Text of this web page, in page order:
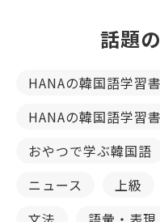
話題
HANAの韓国語学習書
HANAの韓国語学習
おやつで学ぶ韓国語
ニュース
上級